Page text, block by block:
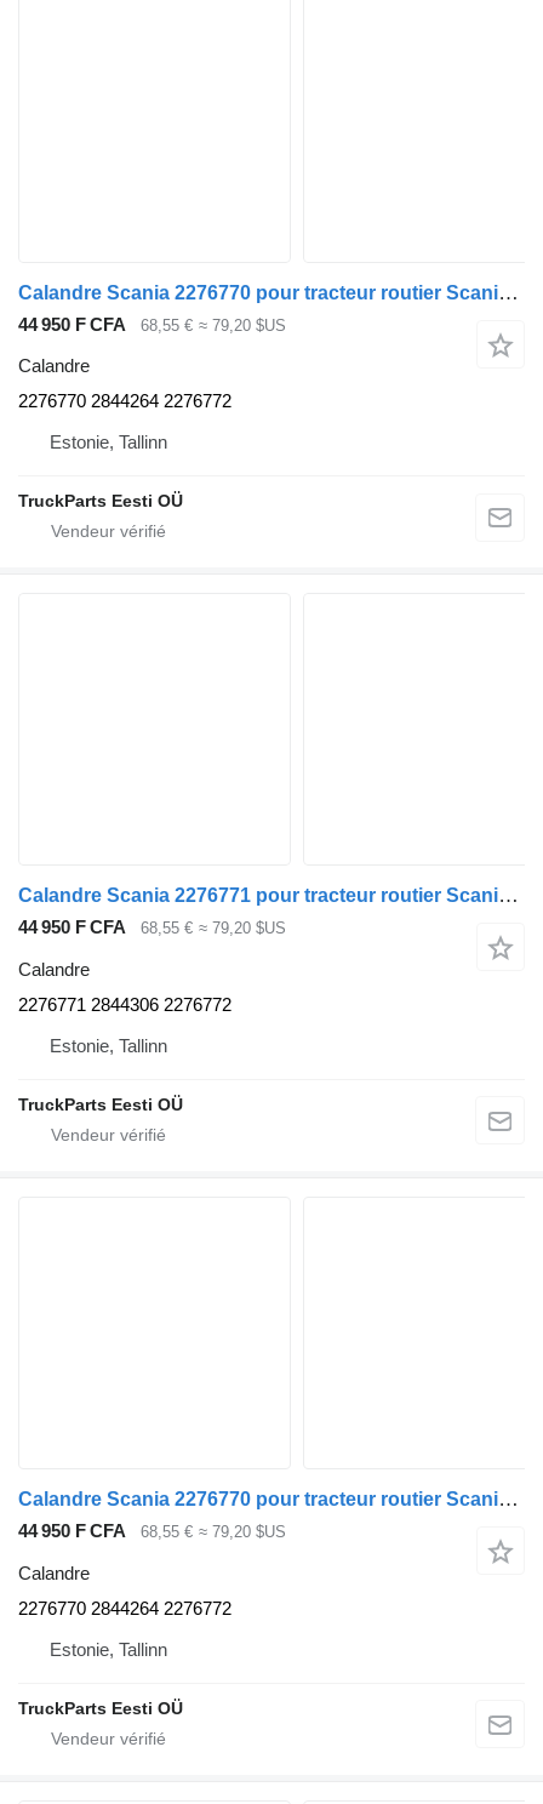
Calandre Scania 2276770 pour tracteur routier Scania L,P,G,R,S-series (2016-)
44 950 F CFA 68,55 € ≈ 79,20 $US
Calandre
2276770 2844264 2276772
Estonie, Tallinn
TruckParts Eesti OÜ
Calandre Scania 2276771 pour tracteur routier Scania L,P,G,R,S-series (2016-)
44 950 F CFA 68,55 € ≈ 79,20 $US
Calandre
2276771 2844306 2276772
Estonie, Tallinn
TruckParts Eesti OÜ
Calandre Scania 2276770 pour tracteur routier Scania L,P,G,R,S-series (2016-)
44 950 F CFA 68,55 € ≈ 79,20 $US
Calandre
2276770 2844264 2276772
Estonie, Tallinn
TruckParts Eesti OÜ